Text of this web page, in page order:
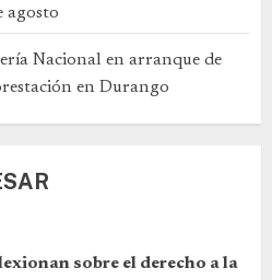
agosto
Nacional en arranque de
en Durango
sobre el derecho a la